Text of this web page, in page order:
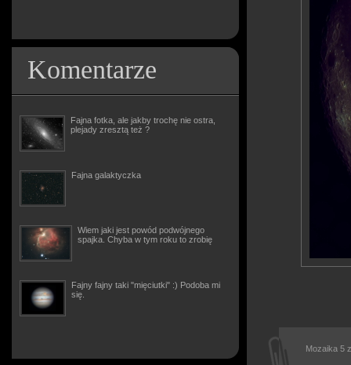
Komentarze
Fajna fotka, ale jakby trochę nie ostra,
plejady zresztą też ?
Fajna galaktyczka
Wiem jaki jest powód podwójnego
spajka. Chyba w tym roku to zrobię
Fajny fajny taki "mięciutki" :) Podoba mi
się.
Mozaika 5